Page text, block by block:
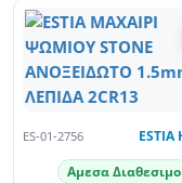
ES-01-2756
Αμεσα Διαθεσιμο